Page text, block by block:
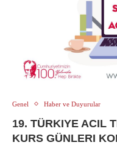
Genel Haber ve Duyurular
19. TÜRKIYE ACIL
KURS GÜNLERI